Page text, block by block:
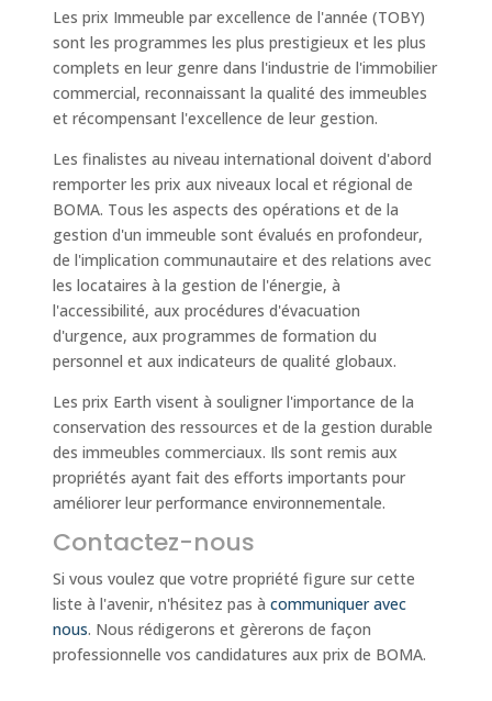
Les prix Immeuble par excellence de l'année (TOBY)
sont les programmes les plus prestigieux et les plus
complets en leur genre dans l'industrie de l'immobilier
commercial, reconnaissant la qualité des immeubles
et récompensant l'excellence de leur gestion.
Les finalistes au niveau international doivent d'abord
remporter les prix aux niveaux local et régional de
BOMA. Tous les aspects des opérations et de la
gestion d'un immeuble sont évalués en profondeur,
de l'implication communautaire et des relations avec
les locataires à la gestion de l'énergie, à
l'accessibilité, aux procédures d'évacuation
d'urgence, aux programmes de formation du
personnel et aux indicateurs de qualité globaux.
Les prix Earth visent à souligner l'importance de la
conservation des ressources et de la gestion durable
des immeubles commerciaux. Ils sont remis aux
propriétés ayant fait des efforts importants pour
améliorer leur performance environnementale.
Contactez-nous
Si vous voulez que votre propriété figure sur cette
liste à l'avenir, n'hésitez pas àcommuniquer avec
nous. Nous rédigerons et gèrerons de façon
professionnelle vos candidatures aux prix de BOMA.